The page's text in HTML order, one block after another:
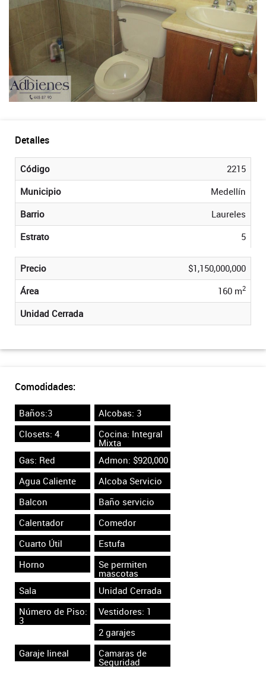
Detalles
Código
2215
Municipio
Medellín
Barrio
Laureles
Estrato
5
Precio
$1,150,000,000
Área
160 m2
Unidad Cerrada
Comodidades:
Baños:3
Alcobas: 3
Closets: 4
Cocina: Integral
Mixta
Gas: Red
Admon: $920,000
Agua Caliente
Alcoba Servicio
Balcon
Baño servicio
Calentador
Comedor
Cuarto Útil
Estufa
Horno
Se permiten
mascotas
Sala
Unidad Cerrada
Número de Piso:
3
Vestidores: 1
2 garajes
Garaje lineal
Camaras de
Seguridad